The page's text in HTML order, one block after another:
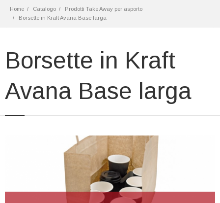
Home Catalogo
Prodotti Take Away per asporto
Borsette in Kraft Avana Base larga
Borsette in Kraft
Avana Base larga